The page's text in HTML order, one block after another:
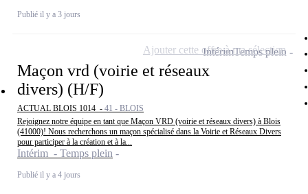
Publié il y a 3 jours
Maçon vrd (voirie et réseaux
divers) (H/F)
ACTUAL BLOIS 1014 - 41 - BLOIS
Rejoignez notre équipe en tant que Maçon VRD (voirie et réseaux divers) à Blois
(41000)! Nous recherchons un maçon spécialisé dans la Voirie et Réseaux Divers
pour participer à la création et à la...
Intérim - Temps plein
Publié il y a 4 jours
IntérimTemps plein
Ajouter cette offre à ma sélection